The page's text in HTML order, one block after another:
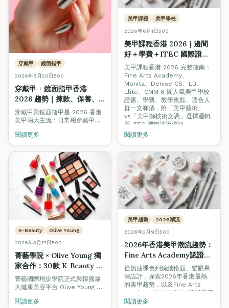
穿戴甲 鏡面指甲
2026年6月20日500
穿戴甲 + 鏡面指甲香港
2026 趨勢｜揀款、保養、
自製與專業課程完整指南
穿戴甲與鏡面指甲是 2026 香港
美甲兩大主流：日常用穿戴甲
甲（拍照超出眾）。本文教你揀
款、戴足 14 日、避開傷甲陷阱，
並介紹 DIY 鏡面粉教學與美甲師
專業課程入行路線。
閱讀更多
美甲課程 美甲學校
2026年6月1日500
美甲課程香港 2026｜邊間
好＋學費＋ITEC 國際證書
全攻略
美甲課程香港 2026 完整指南：
Fine Arts Academy、
Monita、Denise CS、LB、
Elite、CMM 6 間人氣美甲學校
證書、學費、教學重點、適合人
群一文睇清，附「美甲藝術」
vs「美甲師技術文憑」選擇邏輯
與 ITEC 國際認證資訊。
閱讀更多
K-Beauty Olive Young
2026年3月17日500
菁藝學院 × Olive Young 獨
家合作：30款 K-Beauty 精
選產品助你課堂內外提升美
容技術
菁藝國際培訓學院正式與韓國最
大健康美容平台 Olive Young 合
產品，涵蓋美睫、美甲及美妝三
閱讀更多
美甲趨勢 2026潮流
2026年2月9日500
2026年香港美甲潮流趨勢：
Fine Arts Academy認證課
程助你掌握最新技術
從奶油裸色到絲絨鉻面、貓眼果
凍設計，探索2026年香港最熱門
的美甲趨勢，以及Fine Arts
Academy的VTCT/ITEC認證課程
如何助你在競爭激烈的美甲市場
閱讀更多